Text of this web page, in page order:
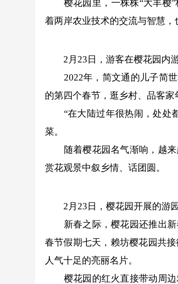
樱花园里，一株株“大丰樱”
着两岸农业技术的交流与智慧，
2月23日，游客在樱花园内
2022年，简文通的儿子简世
的第四个春节，逛乡村、品客家
“在大陆过年很热闹，处处都
菜。
随着樱花园名气渐响，越来
赏花观景中叙乡情、话团圆。
2月23日，樱花园开展的游
新春之际，樱花园还推出新
春节假期七天，赖坊樱花园共
人气十足的亮丽名片。
樱花园的红火直接带动周边